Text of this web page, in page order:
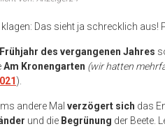
Das sieht ja schrecklich aus!
Frühjahr des vergangenen Jahres
Am Kronengarten (wir hatten
).
andere Mal verzögert sich das
und die Begrünung der Beete.